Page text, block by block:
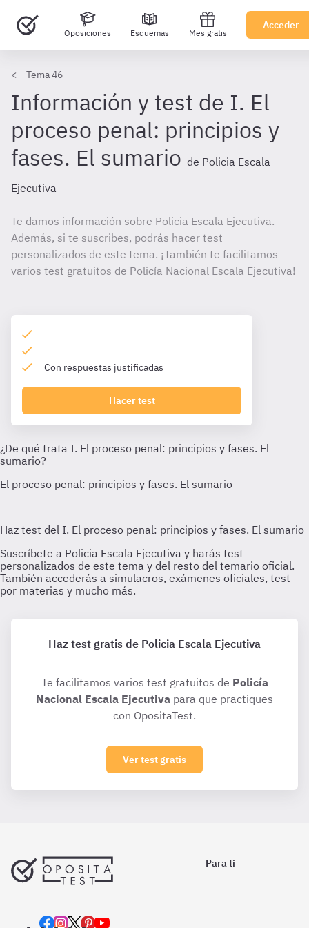
Oposiciones Esquemas Mes gratis
Acceder
Tema 46
Información y test de I. El
proceso penal: principios y
fases. El sumario de Policia Escala
Ejecutiva
Te damos información sobre Policia Escala Ejecutiva.
Además, si te suscribes, podrás hacer test
personalizados de este tema. ¡También te facilitamos
varios test gratuitos de Policía Nacional Escala Ejecutiva!
Con respuestas justificadas
Hacer test
Haz test gratis de Policia Escala Ejecutiva
Te facilitamos varios test gratuitos de Policía
Nacional Escala Ejecutiva para que practiques
con OpositaTest.
Ver test gratis
Para ti